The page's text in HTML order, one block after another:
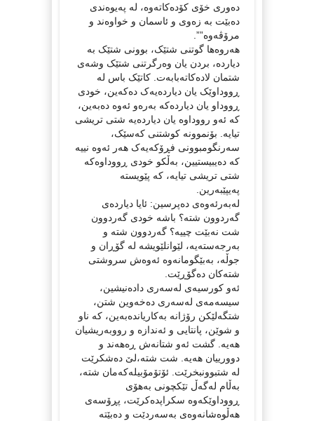
دەوری خۆی کۆدەکاتەوە، لە پەیوەندی
دەبێت بە زەوی و ئاسمان و خواوەند و
مرۆڤەوە””.
هەروەها گوتنی شتێک، بوونی شتێک بە
دیاردە، بردن یان وەرگرتنی شتێک وشەی
شتمان لادەکاتەبابەت. کاتێک باس لە
ڕووداوێک یان دیاردەیەک دەکەین، خودی
ڕووداو یان دیاردەکە بەرەو ئەوە دەبەین،
کە ئەو رووداوە یان دیاردەیە شتی تریشی
تیایە. بۆنموونە کوشتنی کەسێک،
سەرنگومبوونی فڕۆکەیەک هەر ئەوە نییە
کە دەیبیستیین، بەڵکو خودی ڕووداوەکە
شتی تریشی تیایە، کە پێویستە
پەیپێبەرین.
لەبەرئەوەی دەپرسین: ئایا دیاردەی
گەردوون شتە؟ باشە خودی گەردوون
شت نەبێت چییە؟ گەردوون شتە و
بەرجەستەیە، لێوانلێویشە لە گۆڕان و
جوڵە، بەبێگومانەوە ئەوەش سروشتی
شتەکان دەگۆڕێت.
ئەو کورسیەی لەسەری دادەنیشین،
سیسەمەی لەسەری دەخەوین شتن،
شتگەلێکن رۆژانە بەکاریاندەبەین، کە ناو
و شوێن، پانتایی و ئەندازە و رووبەریشیان
هەیە. گشت ئەو شتانەش ڕەهەند و
دوورییان هەیە. شت شتە،لێ دەشکرێت
لە شتبوونبخرێت. ئۆتۆمۆبیلەکەمان شتە،
بەڵام لەگەڵ تێکچونی بەهۆی
ڕووداوێکەوە سکراپدەکرێت، پڕۆسەی
هەڵوەشانەوەی بەسەردێت و دەبێتە